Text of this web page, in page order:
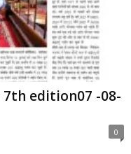
edition07 -08-
0